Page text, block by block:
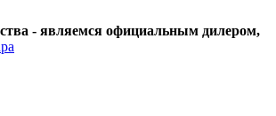
- являемся официальным дилером,